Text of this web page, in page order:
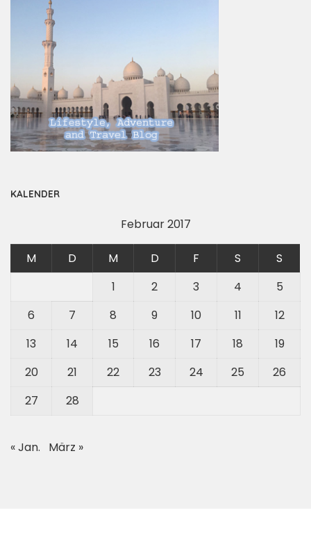
KALENDER
Februar 2017
M D M D F S
S
1
2 3 4
5
6
7 8 9 10 11
12
13
14 15 16 17 18
19
20
21 22 23 24 25
26
27
28
« Jan. März »